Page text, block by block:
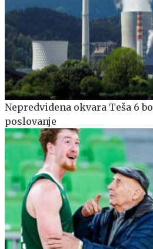
Nepredvidena okvara Teša 6
poslovanje